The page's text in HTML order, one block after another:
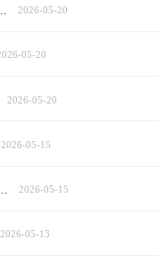
2026-05-20
05-20
2026-05-20
2026-05-15
2026-05-15
2026-05-13